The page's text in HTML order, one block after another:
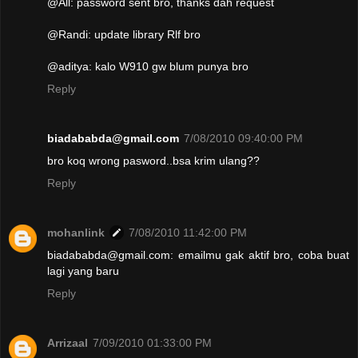
@Randi: update library Rlf bro
@aditya: kalo W910 gw blum punya bro
Reply
biadababda@gmail.com 7/08/2010 09:40:00 PM
bro koq wrong pasword..bsa krim ulang??
Reply
mohanlink
7/08/2010 11:42:00 PM
biadababda@gmail.com: emailmu gak aktif bro, coba buat
lagi yang baru
Reply
Arrizaal 7/09/2010 01:33:00 PM